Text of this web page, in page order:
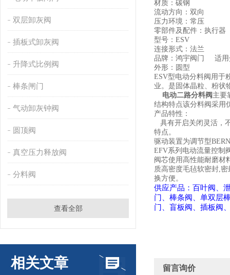
双层卸灰阀
插板式卸灰阀
升降式比例阀
棒条闸门
气动卸灰钟阀
圆顶阀
真空压力释放阀
分料阀
查看全部
相关文章
材质：碳钢
流动方向：双向
压力环境：常压
零部件及配件：执行器
型号：ESV
连接形式：法兰
品牌：鸿宇阀门 适
外形：圆型
ESV型电动分料阀用于
业。是固体晶粒、粉状
电动二路分料阀 主要
结构特点该分料阀采用
产品特性：
具有开启关闭灵活，
特点。
驱动装置为调节型
EFV系列电动流量控制
阀芯使用高性能耐磨材
质高密度毛毡软密封,
换方便。
供应产品： 百叶阀
门
棒条阀
单双层
门
盲板阀、插板阀
留言询价